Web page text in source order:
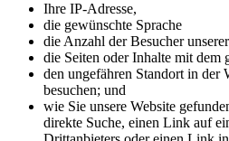
Ihre IP-Adresse,
die gewünschte Sprache
die Anzahl der Besucher
die Seiten oder Inhalte mit dem
den ungefähren Standort in der
besuchen; und
wie Sie unsere Website
direkte Suche, einen Link auf